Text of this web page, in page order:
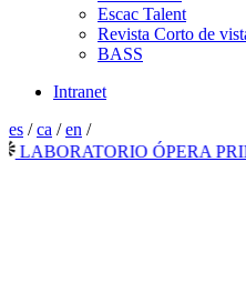
Escac Talent
Revista Corto de
BASS
Intranet
es /ca /en /
ÓPERA